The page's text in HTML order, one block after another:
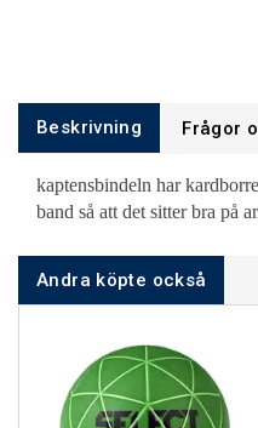
Beskrivning Frågor
kaptensbindeln har
band så att det sitter bra på
Andra köpte också